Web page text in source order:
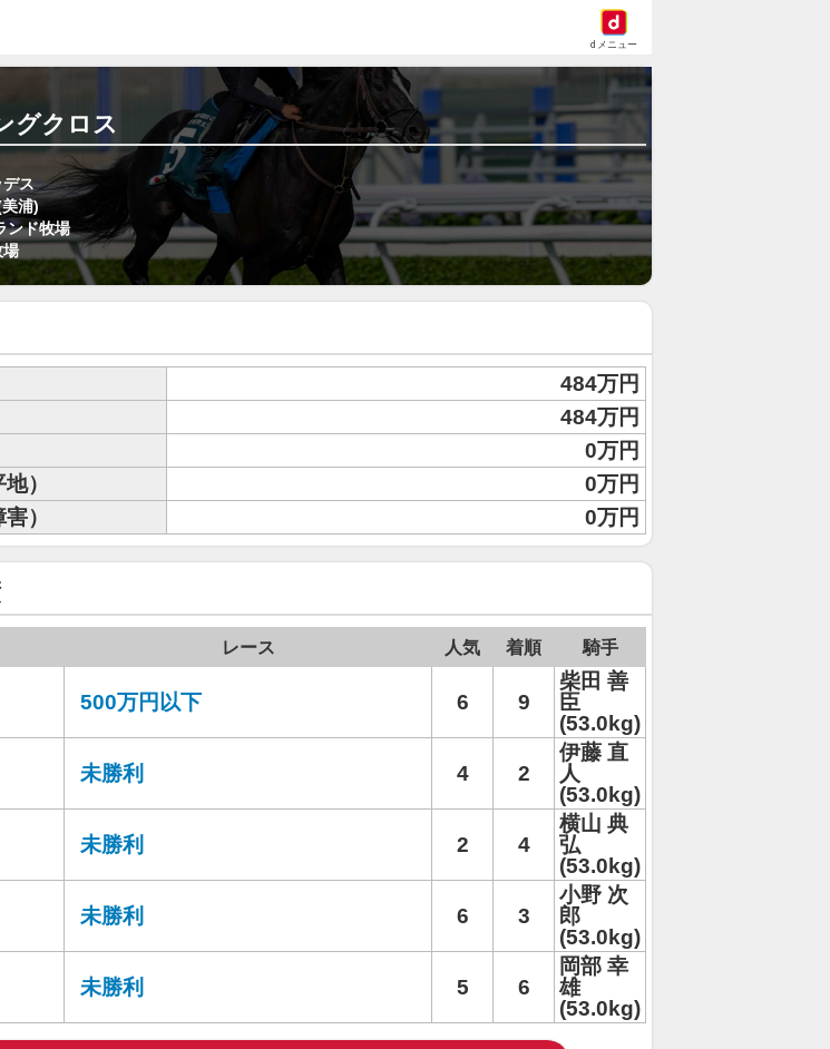
dメニュー
グクロス
デス
浦)
ンド牧場
場
484万円
484万円
0万円
）
0万円
）
0万円
レース 人気 着順 騎手
500万円以下 6 9
柴田 善
臣
(53.0kg)
未勝利 4 2
伊藤 直
人
(53.0kg)
未勝利 2 4
横山 典
弘
(53.0kg)
未勝利 6 3
小野 次
郎
(53.0kg)
未勝利 5 6
岡部 幸
雄
(53.0kg)